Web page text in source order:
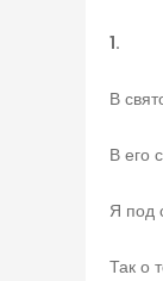
1.
В
В его
Я под
Так о